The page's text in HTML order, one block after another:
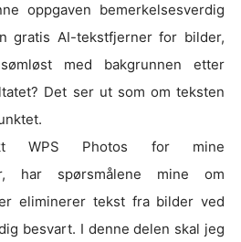
oppgaven bemerkelsesverdig
gratis AI-tekstfjerner for bilder,
med bakgrunnen etter
Det ser ut som om teksten
WPS Photos for mine
har spørsmålene mine om
eliminerer tekst fra bilder ved
besvart. I denne delen skal jeg